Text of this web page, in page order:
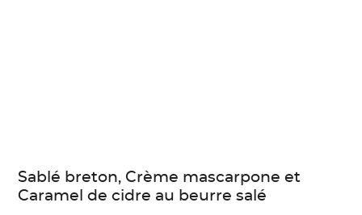
Sablé breton, Crème mascarpone et
Caramel de cidre au beurre salé